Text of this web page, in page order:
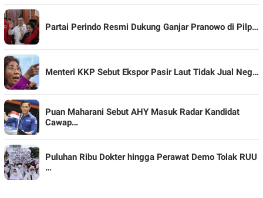
Partai Perindo Resmi Dukung Ganjar Pranowo di Pilp…
Menteri KKP Sebut Ekspor Pasir Laut Tidak Jual Neg…
Puan Maharani Sebut AHY Masuk Radar Kandidat
Cawap…
Puluhan Ribu Dokter hingga Perawat Demo Tolak RUU
…